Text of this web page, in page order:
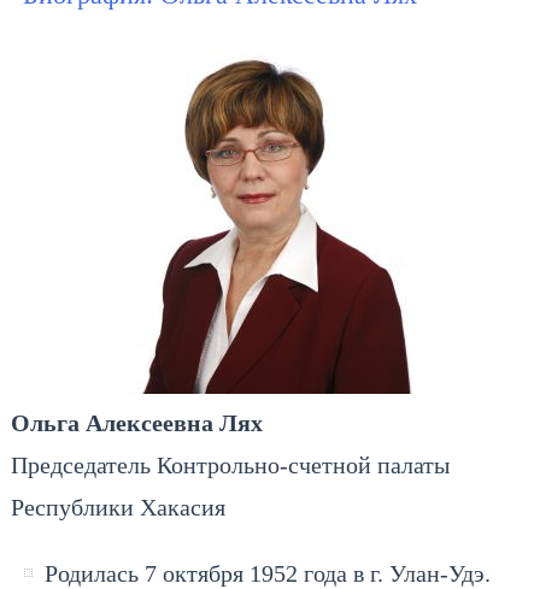
Ольга Алексеевна Лях
Председатель Контрольно-счетной палаты
Республики Хакасия
Родилась 7 октября 1952 года в г. Улан-Удэ.